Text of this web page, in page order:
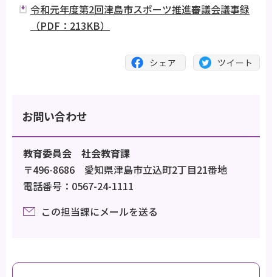
令和元年度第2回津島市スポーツ推進審議会議事録
（PDF：213KB）
お問い合わせ
教育委員会 社会教育課
〒496-8686 愛知県津島市立込町2丁目21番地
電話番号：0567-24-1111
この担当課にメールを送る